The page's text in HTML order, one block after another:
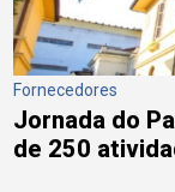
Fornecedores
Jornada do
de 250